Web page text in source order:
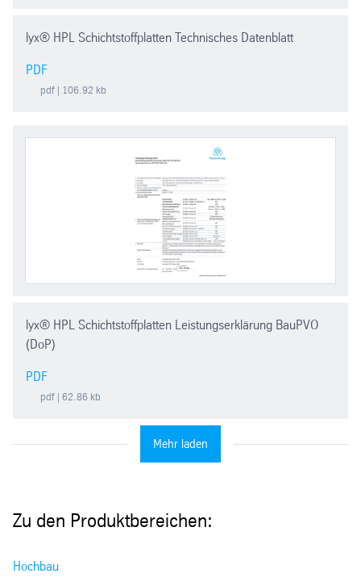
lyx® HPL Schichtstoffplatten Technisches Datenblatt
PDF
pdf | 106.92 kb
lyx® HPL Schichtstoffplatten Leistungserklärung BauPVO
(DoP)
PDF
pdf | 62.86 kb
Mehr laden
Zu den Produktbereichen:
Hochbau